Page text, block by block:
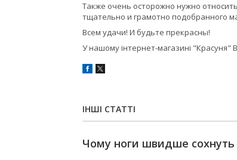
Также очень осторожно нужно
тщательно и грамотно подобранного
Всем удачи! И будьте прекрасны!
У нашому інтернет-магазині "Красуня"
ІНШІ СТАТТІ
Чому ноги швидше сохнуть